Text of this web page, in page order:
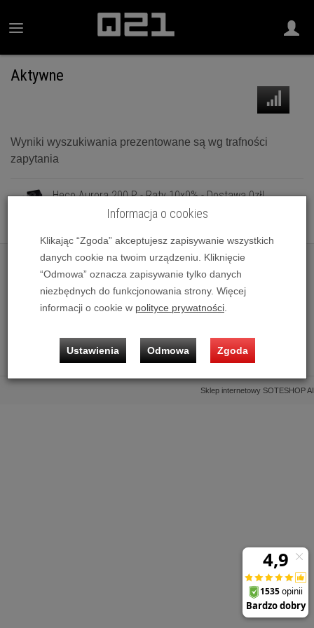
Aktywne
Wyniki wyszukiwania prezentowane są wg trafności
zapytania
Heco Aurora 200 P - Raty 10x0% - Dostawa 0zł!
Informacje
Sklep internetowy SOTESHOP AI
Informacja o cookies
Klikając “Zgoda” akceptujesz zapisywanie wszystkich
danych cookie na twoim urządzeniu. Kliknięcie
“Odmowa” oznacza zapisywanie tylko danych
niezbędnych do funkcjonowania strony. Więcej
informacji o cookie w polityce prywatności
Ustawienia Odmowa Zgoda